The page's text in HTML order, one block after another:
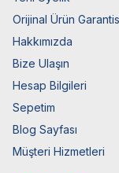
Orijinal Ürün
Hakkımızda
Bize Ulaşın
Hesap Bilgileri
Sepetim
Blog Sayfası
Müşteri Hizmetleri